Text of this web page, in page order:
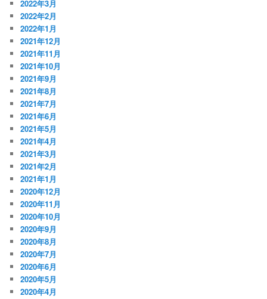
2022年3月
2022年2月
2022年1月
2021年12月
2021年11月
2021年10月
2021年9月
2021年8月
2021年7月
2021年6月
2021年5月
2021年4月
2021年3月
2021年2月
2021年1月
2020年12月
2020年11月
2020年10月
2020年9月
2020年8月
2020年7月
2020年6月
2020年5月
2020年4月